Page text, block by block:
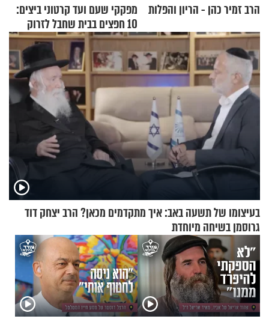
הרב זמיר כהן - הריון והפלות
מפקקי שעם ועד קרטוני ביצים:
10 חפצים בבית שחבל לזרוק
לפח
בעיצומו של תשעה באב: איך מתקדמים מכאן? הרב יצחק דוד
גרוסמן בשיחה מיוחדת